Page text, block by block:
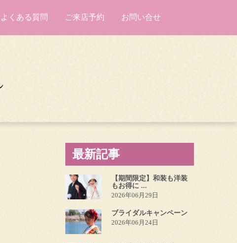
よくある質問 ご来店予約 お問い合せ
最新記事
【期間限定】和装も洋装
もお得に ...
2026年06月29日
ブライダルキャンペーン
2026年06月24日